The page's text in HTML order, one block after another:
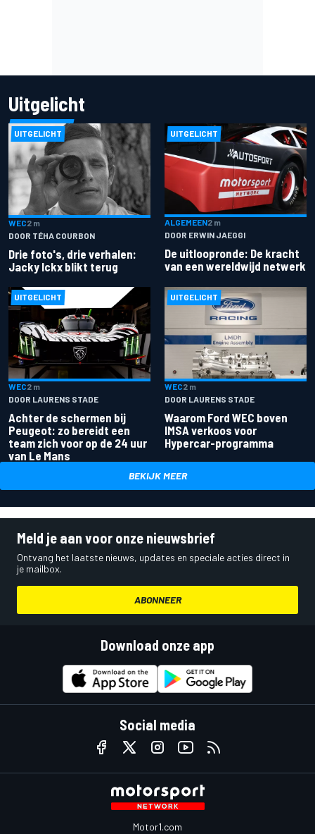
Uitgelicht
UITGELICHT
WEC2 m
DOOR TÉHA COURBON
Drie foto's, drie verhalen:
Jacky Ickx blikt terug
UITGELICHT
ALGEMEEN2 m
DOOR ERWIN JAEGGI
De uitloopronde: De kracht
van een wereldwijd netwerk
UITGELICHT
WEC2 m
DOOR LAURENS STADE
Achter de schermen bij
Peugeot: zo bereidt een
team zich voor op de 24 uur
van Le Mans
UITGELICHT
WEC2 m
DOOR LAURENS STADE
Waarom Ford WEC boven
IMSA verkoos voor
Hypercar-programma
BEKIJK MEER
Meld je aan voor onze nieuwsbrief
Ontvang het laatste nieuws, updates en speciale acties direct in
je mailbox.
ABONNEER
Download onze app
Social media
Motor1.com